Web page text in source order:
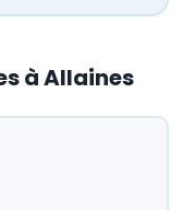
à Allaines